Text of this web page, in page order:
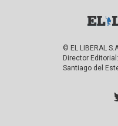
© EL LIBERAL
Director
Santiago del